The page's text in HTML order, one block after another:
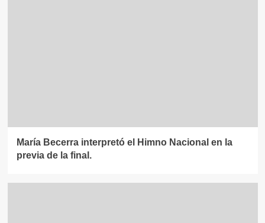
María Becerra interpretó el Himno Nacional en la
previa de la final.